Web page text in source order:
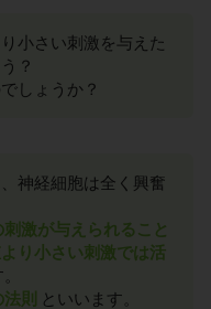
小さい刺激を与えた
？
しょうか？
神経細胞は全く興奮
激が与えられること
り小さい刺激では活
則 といいます。